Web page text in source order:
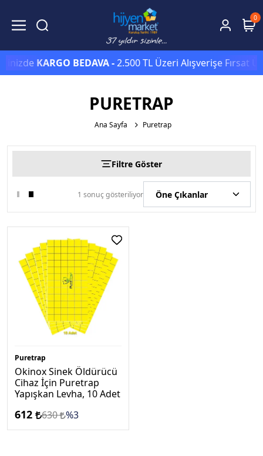
0
KARGO BEDAVA -2.500 TL Üzeri Alışverişe Fırsat
PURETRAP
Ana Sayfa Puretrap
Filtre Göster
1 sonuç gösteriliyor
Puretrap
Okinox Sinek Öldürücü
Cihaz İçin Puretrap
Yapışkan Levha, 10 Adet
612 630 %3